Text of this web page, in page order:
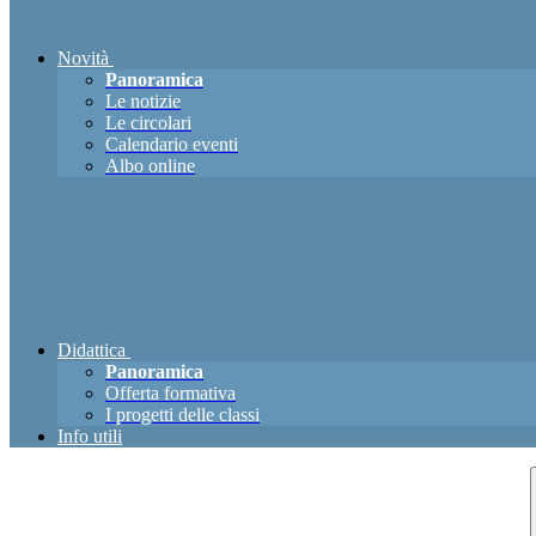
Novità
Panoramica
Le notizie
Le circolari
Calendario eventi
Albo online
Didattica
Panoramica
Offerta formativa
I progetti delle classi
Info utili